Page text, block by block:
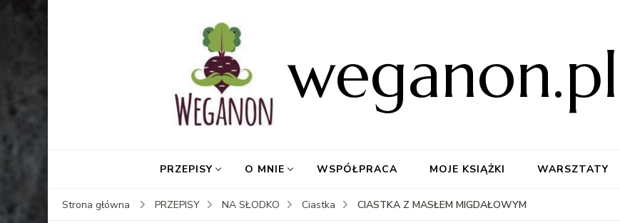
weganon.pl
PRZEPISY O MNIE WSPÓŁPRACA MOJE KSIĄŻKI WARSZTATY
Strona główna PRZEPISY NA SŁODKO Ciastka CIASTKA Z MASŁEM MIGDAŁOWYM